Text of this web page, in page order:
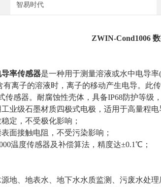
智易时代
ZWIN-Cond1006
率传感器是一种用于测量溶液或水中电导率
有离子的溶液时，离子的移动产生电导。 此
传感器。耐腐蚀性壳体， 具备IP68防护等级
业级石墨材质四极式电极，适用于高量程电
定，不受极化影响；
面接触电阻，不受污染影响；
温度传感器及补偿算法，精度达±0.1℃；
地、地表水、地下水水质监测、污废水处